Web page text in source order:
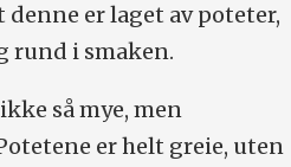
er laget av poteter,
rund i smaken.
så mye, men
er helt greie, uten